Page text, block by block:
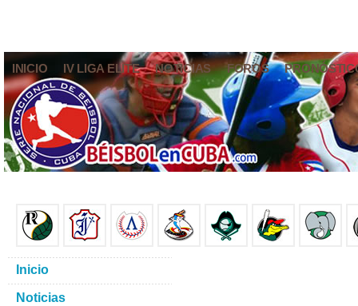
INICIO IV LIGA ELITE NOTICIAS FOROS
Inicio
Noticias